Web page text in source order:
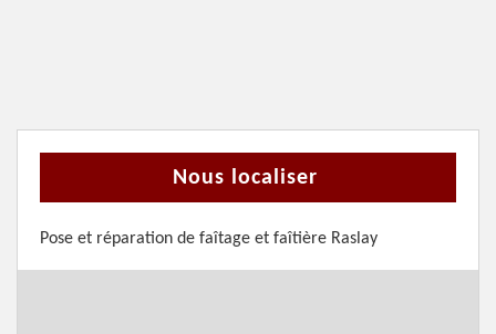
Nous localiser
Pose et réparation de faîtage et faîtière Raslay